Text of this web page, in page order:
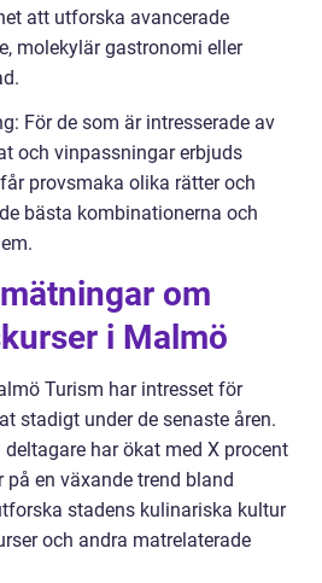
att utforska avancerade
molekylär gastronomi eller
För de som är intresserade av
och vinpassningar erbjuds
provsmaka olika rätter och
bästa kombinationerna och
om
i Malmö
Turism har intresset för
stadigt under de senaste åren.
har ökat med X procent
på en växande trend bland
stadens kulinariska kultur
och andra matrelaterade